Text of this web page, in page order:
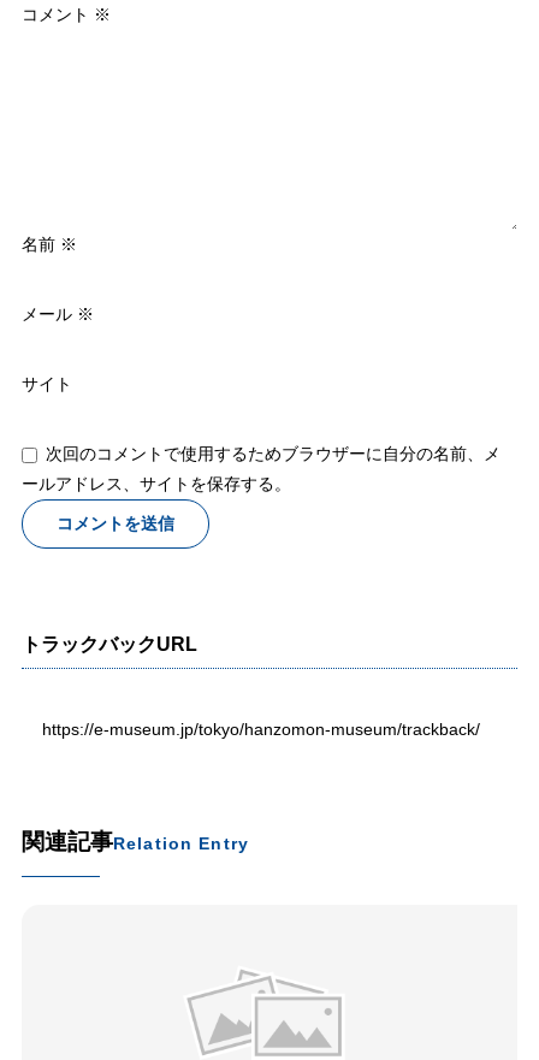
コメント ※
名前 ※
メール ※
サイト
次回のコメントで使用するためブラウザーに自分の名前、メ
ールアドレス、サイトを保存する。
トラックバックURL
https://e-museum.jp/tokyo/hanzomon-museum/trackback/
関連記事Relation Entry